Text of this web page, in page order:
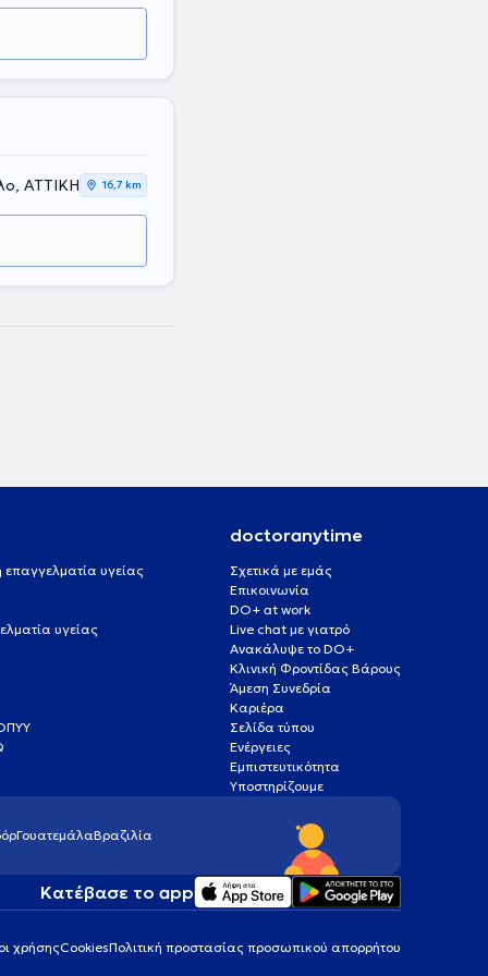
ΑΤΤΙΚΗ 16,7 km
επαγγελματία υγείας
υγείας
doctoranytime
Σχετικά με εμάς
Επικοινωνία
DO+ at work
Live chat με γιατρό
Ανακάλυψε το DO+
Κλινική Φροντίδας Βάρους
Άμεση Συνεδρία
Καριέρα
Σελίδα τύπου
Ενέργειες
Εμπιστευτικότητα
Υποστηρίζουμε
ΓουατεμάλαΒραζιλία
Κατέβασε το app
χρήσηςCookiesΠολιτική προστασίας προσωπικού απορρήτου